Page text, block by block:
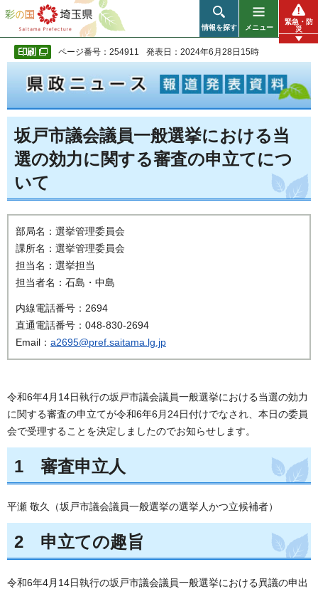
彩の国 埼玉県
情報を探す メニュー
緊急・防
災
ページ番号：254911 発表日：2024年6月28日15時
坂戸市議会議員一般選挙における当
選の効力に関する審査の申立てにつ
いて
部局名：選挙管理委員会
課所名：選挙管理委員会
担当名：選挙担当
担当者名：石島・中島
内線電話番号：2694
直通電話番号：048-830-2694
Email： a2695@pref.saitama.lg.jp
令和6年4月14日執行の坂戸市議会議員一般選挙における当選の効力
に関する審査の申立てが令和6年6月24日付けでなされ、本日の委員
会で受理することを決定しましたのでお知らせします。
1 審査申立人
平瀬 敬久（坂戸市議会議員一般選挙の選挙人かつ立候補者）
2 申立ての趣旨
令和6年4月14日執行の坂戸市議会議員一般選挙における異議の申出